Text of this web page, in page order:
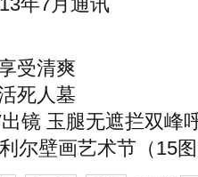
受清爽
死人墓
镜 玉腿无遮拦双峰
尔壁画艺术节（15